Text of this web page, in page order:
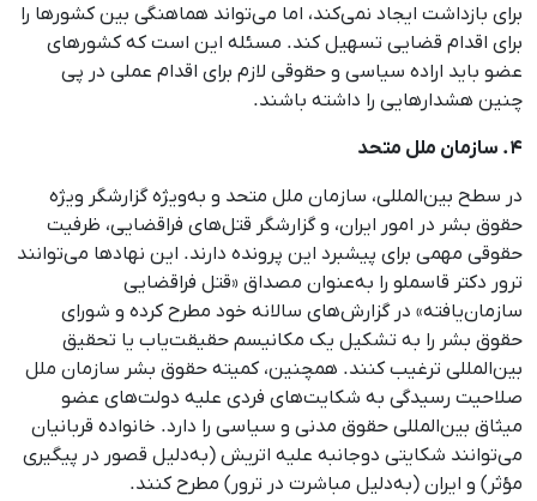
برای بازداشت ایجاد نمی‌کند، اما می‌تواند هماهنگی بین کشورها را
برای اقدام قضایی تسهیل کند. مسئله این است که کشورهای
عضو باید اراده سیاسی و حقوقی لازم برای اقدام عملی در پی
چنین هشدارهایی را داشته باشند.
۴. سازمان ملل متحد
در سطح بین‌المللی، سازمان ملل متحد و به‌ویژه گزارشگر ویژه
حقوق بشر در امور ایران، و گزارشگر قتل‌های فراقضایی، ظرفیت
حقوقی مهمی برای پیشبرد این پرونده دارند. این نهادها می‌توانند
ترور دکتر قاسملو را به‌عنوان مصداق «قتل فراقضایی
سازمان‌یافته» در گزارش‌های سالانه خود مطرح کرده و شورای
حقوق بشر را به تشکیل یک مکانیسم حقیقت‌یاب یا تحقیق
بین‌المللی ترغیب کنند. همچنین، کمیته حقوق بشر سازمان ملل
صلاحیت رسیدگی به شکایت‌های فردی علیه دولت‌های عضو
میثاق بین‌المللی حقوق مدنی و سیاسی را دارد. خانواده قربانیان
می‌توانند شکایتی دوجانبه علیه اتریش (به‌دلیل قصور در پیگیری
مؤثر) و ایران (به‌دلیل مباشرت در ترور) مطرح کنند.